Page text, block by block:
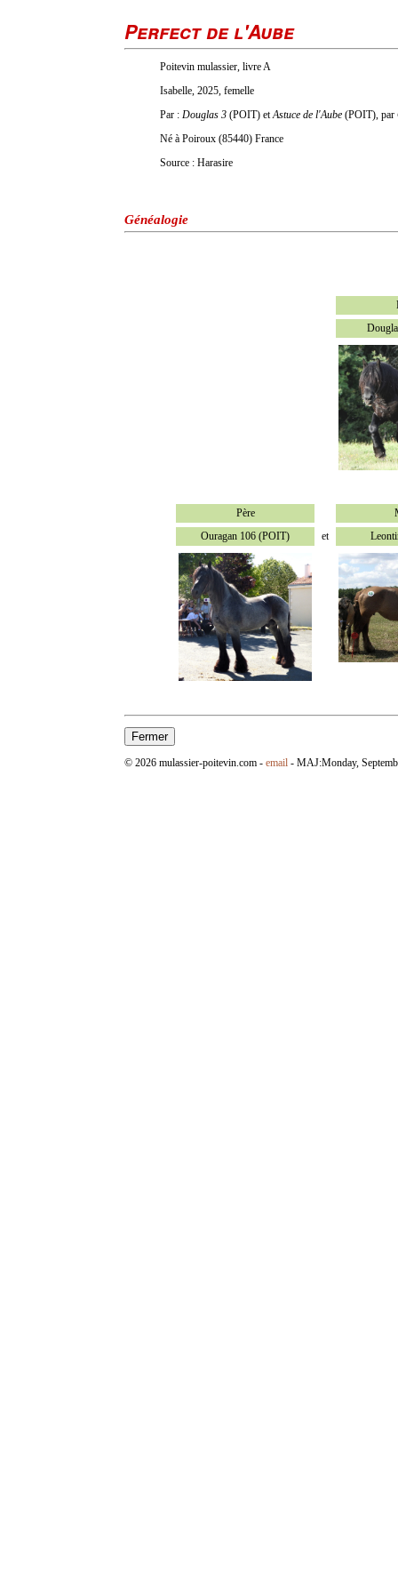
Perfect de l'Aube
Poitevin mulassier, livre A
Isabelle, 2025, femelle
Par : Douglas 3 (POIT) etAstuce de l'Aube (POIT), par
Né à Poiroux (85440) France
Source : Harasire
Généalogie
Père
Ouragan 106 (POIT)
et
© 2026 mulassier-poitevin.com - email - MAJ:Monday,